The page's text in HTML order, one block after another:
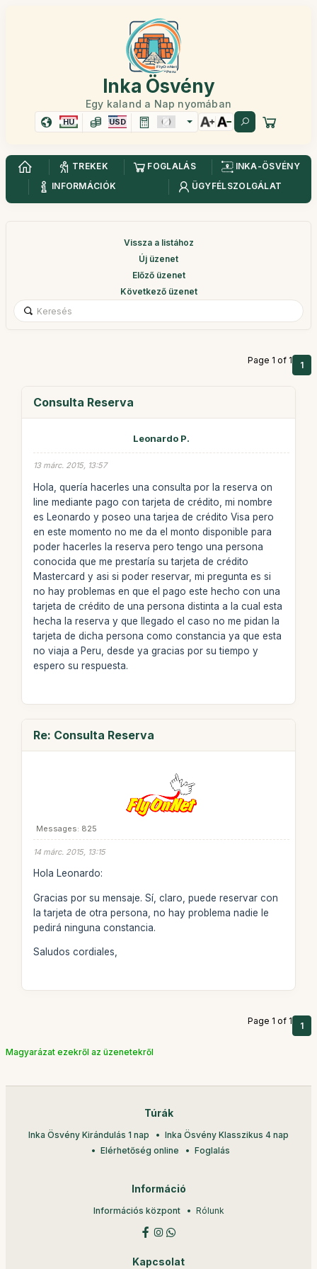
Inka Ösvény
Egy kaland a Nap nyomában
HU USD
TREKEK FOGLALÁS
INKA-ÖSVÉNY
INFORMÁCIÓK
ÜGYFÉLSZOLGÁLAT
Vissza a listához
Új üzenet
Előző üzenet
Következő üzenet
Page 1 of 1 1
Consulta Reserva
Leonardo P.
13 márc. 2015, 13:57
Hola, quería hacerles una consulta por la reserva on
line mediante pago con tarjeta de crédito, mi nombre
es Leonardo y poseo una tarjea de crédito Visa pero
en este momento no me da el monto disponible para
poder hacerles la reserva pero tengo una persona
conocida que me prestaría su tarjeta de crédito
Mastercard y asi si poder reservar, mi pregunta es si
no hay problemas en que el pago este hecho con una
tarjeta de crédito de una persona distinta a la cual esta
hecha la reserva y que llegado el caso no me pidan la
tarjeta de dicha persona como constancia ya que esta
no viaja a Peru, desde ya gracias por su tiempo y
espero su respuesta.
Re: Consulta Reserva
Messages: 825
14 márc. 2015, 13:15
Hola Leonardo:
Gracias por su mensaje. Sí, claro, puede reservar con
la tarjeta de otra persona, no hay problema nadie le
pedirá ninguna constancia.
Saludos cordiales,
Page 1 of 1 1
Magyarázat ezekről az üzenetekről
Túrák
Inka Ösvény Kirándulás 1 nap
Inka Ösvény Klasszikus 4 nap
Elérhetőség online
Foglalás
Információ
Információs központ Rólunk
Kapcsolat